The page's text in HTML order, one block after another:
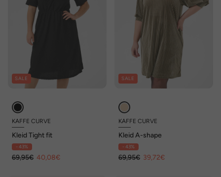
SALE
KAFFE CURVE
Kleid Tight fit
- 43%
69,95€ 40,08€
SALE
KAFFE CURVE
Kleid A-shape
- 43%
69,95€ 39,72€